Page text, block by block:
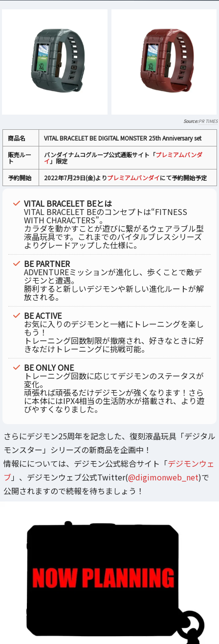
PR TIMES
商品名
VITAL BRACELET BE DIGITAL MONSTER 25th Anniversary set
販売ルー
ト
バンダイナムコグループ公式通販サイト「プレミアムバンダ
イ 」限定
予約開始
2022年7月29日(金)よりプレミアムバンダイにて予約開始予定
VITAL BRACELET BEとは
VITAL BRACELET BEのコンセプトは“FITNESS
WITH CHARACTERS”。
カラダを動かすことが遊びに繋がるウェアラブル型
液晶玩具です。これまでのバイタルブレスシリーズ
よりグレードアップした仕様に。
BE PARTNER
ADVENTUREミッションが進化し、歩くことで敵デ
ジモンと遭遇。
勝利すると新しいデジモンや新しい進化ルートが解
放される。
BE ACTIVE
お気に入りのデジモンと一緒にトレーニングを楽し
もう！
トレーニング回数制限が撤廃され、好きなときに好
きなだけトレーニングに挑戦可能。
BE ONLY ONE
トレーニング回数に応じてデジモンのステータスが
変化。
頑張れば頑張るだけデジモンが強くなります！さら
に本体にはIPX4相当の生活防水が搭載され、より遊
びやすくなりました。
さらにデジモン25周年を記念した、復刻液晶玩具「デジタル
モンスター」シリーズの新商品を企画中！
情報にについては、デジモン公式総合サイト「デジモンウェ
ブ」、デジモンウェブ公式Twitter(@digimonweb_net)で
公開されますので続報を待ちましょう！